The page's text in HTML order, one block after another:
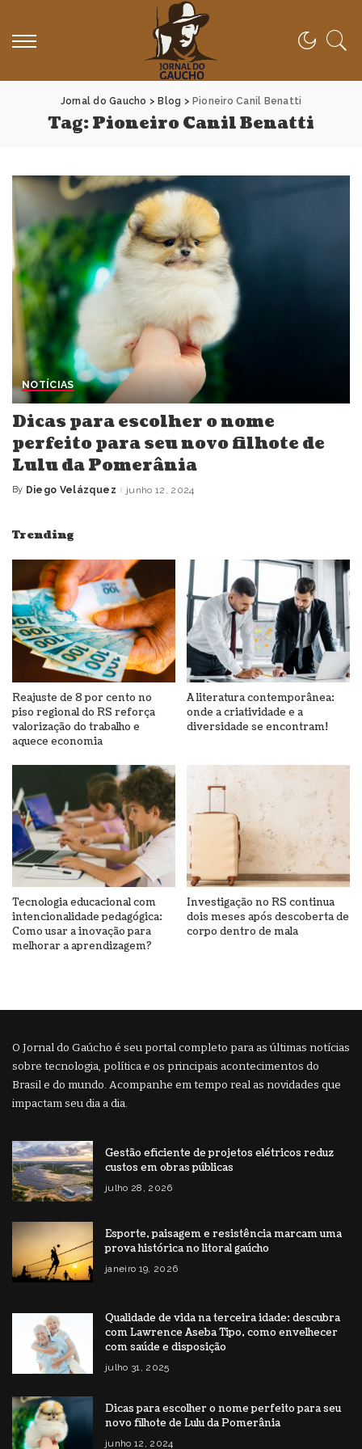
Jornal do Gaucho > Blog > Pioneiro Canil Benatti
Tag:Pioneiro Canil Benatti
NOTÍCIAS
Dicas para escolher o nome
perfeito para seu novo filhote de
Lulu da Pomerânia
Posted
By Diego Velázquez junho 12, 2024
Trending
Reajuste de 8 por cento no
piso regional do RS reforça
valorização do trabalho e
aquece economia
A literatura contemporânea:
onde a criatividade e a
diversidade se encontram!
Tecnologia educacional com
intencionalidade pedagógica:
Como usar a inovação para
melhorar a aprendizagem?
Investigação no RS continua
dois meses após descoberta de
corpo dentro de mala
O Jornal do Gaúcho é seu portal completo para as últimas notícias
sobre tecnologia, política e os principais acontecimentos do
Brasil e do mundo. Acompanhe em tempo real as novidades que
impactam seu dia a dia.
Gestão eficiente de projetos elétricos reduz
custos em obras públicas
julho 28, 2026
Esporte, paisagem e resistência marcam uma
prova histórica no litoral gaúcho
janeiro 19, 2026
Qualidade de vida na terceira idade: descubra
com Lawrence Aseba Tipo, como envelhecer
com saúde e disposição
julho 31, 2025
Dicas para escolher o nome perfeito para seu
novo filhote de Lulu da Pomerânia
junho 12, 2024